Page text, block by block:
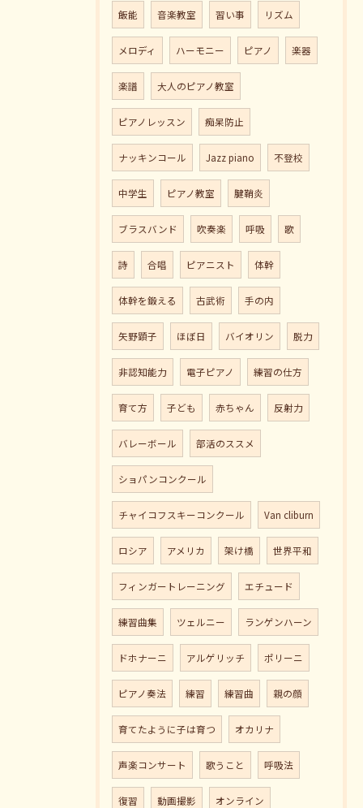
飯能 音楽教室 習い事 リズム
メロディ ハーモニー ピアノ 楽器
楽譜 大人のピアノ教室
ピアノレッスン 痴呆防止
ナッキンコール Jazz piano 不登校
中学生 ピアノ教室 腱鞘炎
ブラスバンド 吹奏楽 呼吸 歌
詩 合唱 ピアニスト 体幹
体幹を鍛える 古武術 手の内
矢野顕子 ほぼ日 バイオリン 脱力
非認知能力 電子ピアノ 練習の仕方
育て方 子ども 赤ちゃん 反射力
バレーボール 部活のススメ
ショパンコンクール
チャイコフスキーコンクール Van cliburn
ロシア アメリカ 架け橋 世界平和
フィンガートレーニング エチュード
練習曲集 ツェルニー ランゲンハーン
ドホナーニ アルゲリッチ ポリーニ
ピアノ奏法 練習 練習曲 親の顔
育てたように子は育つ オカリナ
声楽コンサート 歌うこと 呼吸法
復習 動画撮影 オンライン